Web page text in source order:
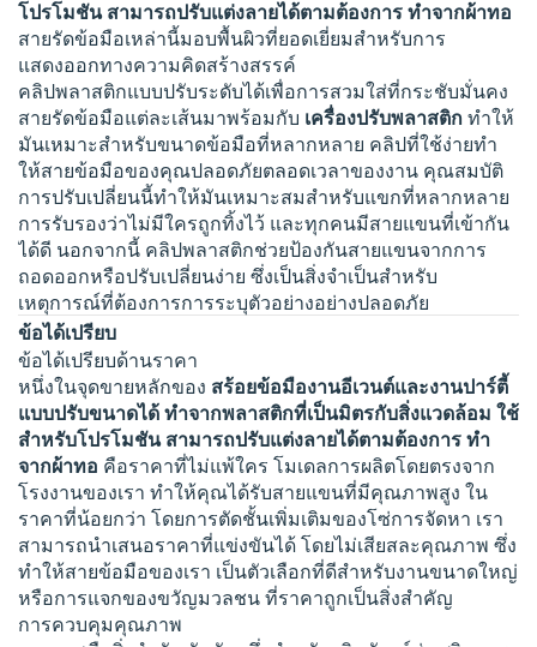
โปรโมชัน สามารถปรับแต่งลายได้ตามต้องการ ทำจากผ้าทอ
สายรัดข้อมือเหล่านี้มอบพื้นผิวที่ยอดเยี่ยมสำหรับการ
แสดงออกทางความคิดสร้างสรรค์
คลิปพลาสติกแบบปรับระดับได้เพื่อการสวมใส่ที่กระชับมั่นคง
สายรัดข้อมือแต่ละเส้นมาพร้อมกับ เครื่องปรับพลาสติกทําให้
มันเหมาะสําหรับขนาดข้อมือที่หลากหลาย คลิปที่ใช้ง่ายทํา
ให้สายข้อมือของคุณปลอดภัยตลอดเวลาของงาน คุณสมบัติ
การปรับเปลี่ยนนี้ทําให้มันเหมาะสมสําหรับแขกที่หลากหลาย
การรับรองว่าไม่มีใครถูกทิ้งไว้ และทุกคนมีสายแขนที่เข้ากัน
ได้ดี นอกจากนี้ คลิปพลาสติกช่วยป้องกันสายแขนจากการ
ถอดออกหรือปรับเปลี่ยนง่าย ซึ่งเป็นสิ่งจําเป็นสําหรับ
เหตุการณ์ที่ต้องการการระบุตัวอย่างอย่างปลอดภัย
ข้อได้เปรียบ
ข้อได้เปรียบด้านราคา
หนึ่งในจุดขายหลักของ สร้อยข้อมืองานอีเวนต์และงานปาร์ตี้
แบบปรับขนาดได้ ทำจากพลาสติกที่เป็นมิตรกับสิ่งแวดล้อม ใช้
สำหรับโปรโมชัน สามารถปรับแต่งลายได้ตามต้องการ ทำ
จากผ้าทอ คือราคาที่ไม่แพ้ใคร โมเดลการผลิตโดยตรงจาก
โรงงานของเรา ทําให้คุณได้รับสายแขนที่มีคุณภาพสูง ใน
ราคาที่น้อยกว่า โดยการตัดชั้นเพิ่มเติมของโซ่การจัดหา เรา
สามารถนําเสนอราคาที่แข่งขันได้ โดยไม่เสียสละคุณภาพ ซึ่ง
ทําให้สายข้อมือของเรา เป็นตัวเลือกที่ดีสําหรับงานขนาดใหญ่
หรือการแจกของขวัญมวลชน ที่ราคาถูกเป็นสิ่งสําคัญ
การควบคุมคุณภาพ